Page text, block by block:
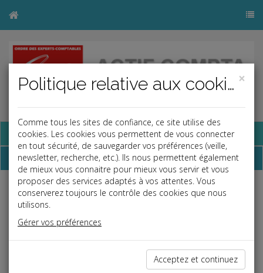
Base documentaire
Dépêches
Liste des dernières dépêches
MESURER LA DIVERSITÉ AU TRAVAIL : MARCHE À SUIVRE
×
Politique relative aux cookies
Comme tous les sites de confiance, ce site utilise des
cookies. Les cookies vous permettent de vous connecter
en tout sécurité, de sauvegarder vos préférences (veille,
newsletter, recherche, etc.). Ils nous permettent également
de mieux vous connaitre pour mieux vous servir et vous
proposer des services adaptés à vos attentes. Vous
conserverez toujours le contrôle des cookies que nous
utilisons.
Gérer vos préférences
Acceptez et continuez